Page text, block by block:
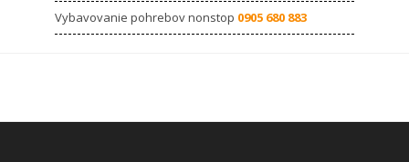
Vybavovanie pohrebov nonstop 0905 680 883